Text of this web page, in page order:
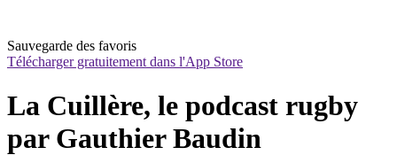
Sauvegarde des favoris
Télécharger gratuitement dans l'App Store
La Cuillère, le podcast rugby
par Gauthier Baudin